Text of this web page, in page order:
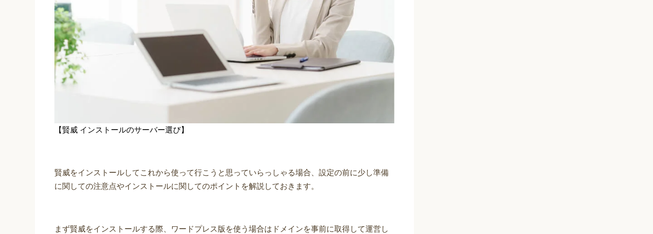
【賢威 インストールのサーバー選び】
賢威をインストールしてこれから使って行こうと思っていらっしゃる場合、設定の前に少し準備
に関しての注意点やインストールに関してのポイントを解説しておきます。
まず賢威をインストールする際、ワードプレス版を使う場合はドメインを事前に取得して運営し